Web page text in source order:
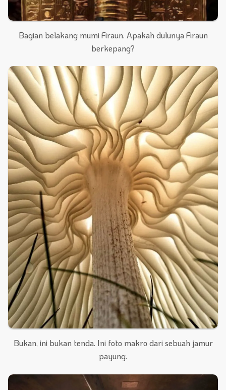
Bagian belakang mumi Firaun. Apakah dulunya Firaun
berkepang?
Bukan, ini bukan tenda. Ini foto makro dari sebuah jamur
payung.